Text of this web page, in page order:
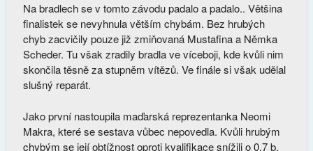
Na bradlech se v tomto závodu padalo a padalo.. Většina
finalistek se nevyhnula větším chybám. Bez hrubých
chyb zacvičily pouze již zmiňovaná Mustafina a Němka
Scheder. Tu však zradily bradla ve víceboji, kde kvůli nim
skončila těsně za stupněm vítězů. Ve finále si však udělal
slušný reparát.
Jako první nastoupila maďarská reprezentanka Neomi
Makra, které se sestava vůbec nepovedla. Kvůli hrubým
chybým se její obtížnost oproti kvalifikace snížili o 0.7 b.